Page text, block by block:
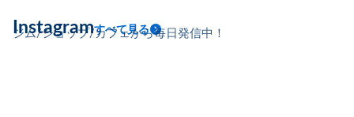
ジム/ショップ/カフェから毎日発信中！
Instagramすべて見る